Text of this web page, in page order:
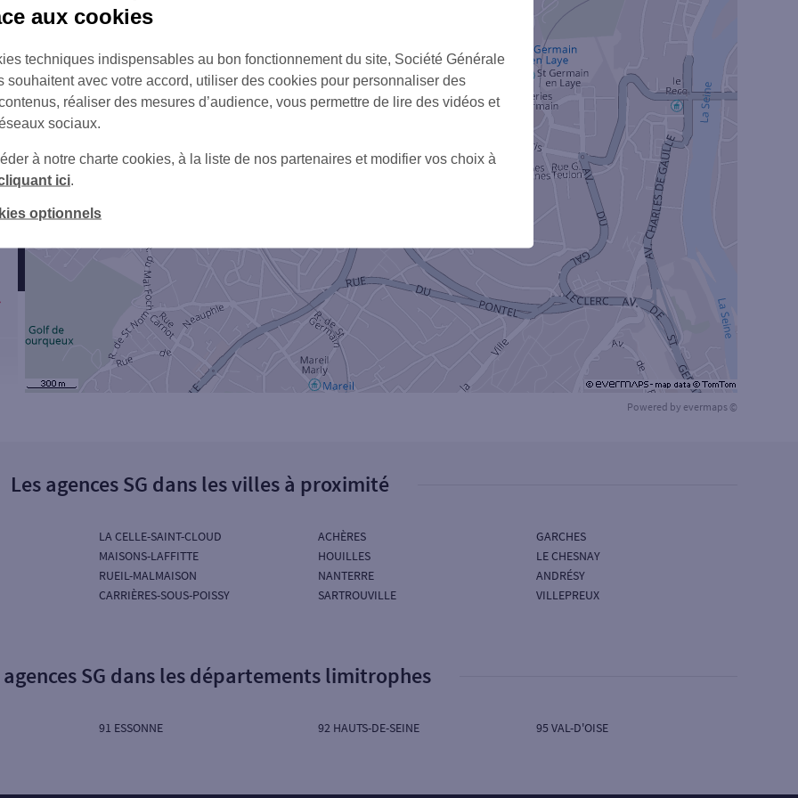
+
Powered by evermaps ©
Les agences SG dans les villes à proximité
LA CELLE-SAINT-CLOUD
MAISONS-LAFFITTE
RUEIL-MALMAISON
CARRIÈRES-SOUS-POISSY
ACHÈRES
HOUILLES
NANTERRE
SARTROUVILLE
GARCHES
LE CHESNAY
ANDRÉSY
VILLEPREUX
agences SG dans les départements limitrophes
91 ESSONNE 92 HAUTS-DE-SEINE 95 VAL-D'OISE
aux cookies
techniques indispensables au bon fonctionnement du site, Société Générale
souhaitent avec votre accord, utiliser des cookies pour personnaliser des
réaliser des mesures d’audience, vous permettre de lire des vidéos et
sociaux.
à notre charte cookies, à la liste de nos partenaires et modifier vos choix à
ici.
optionnels